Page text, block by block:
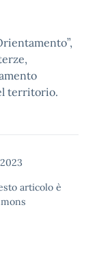
territorio.
articolo è